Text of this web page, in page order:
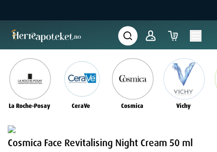
La Roche-Posay CeraVe Cosmica Vichy
Cosmica Face Revitalising Night Cream 50 ml